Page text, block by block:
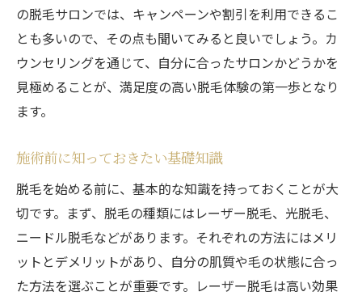
の脱毛サロンでは、キャンペーンや割引を利用できるこ
とも多いので、その点も聞いてみると良いでしょう。カ
ウンセリングを通じて、自分に合ったサロンかどうかを
見極めることが、満足度の高い脱毛体験の第一歩となり
ます。
施術前に知っておきたい基礎知識
脱毛を始める前に、基本的な知識を持っておくことが大
切です。まず、脱毛の種類にはレーザー脱毛、光脱毛、
ニードル脱毛などがあります。それぞれの方法にはメリ
ットとデメリットがあり、自分の肌質や毛の状態に合っ
た方法を選ぶことが重要です。レーザー脱毛は高い効果